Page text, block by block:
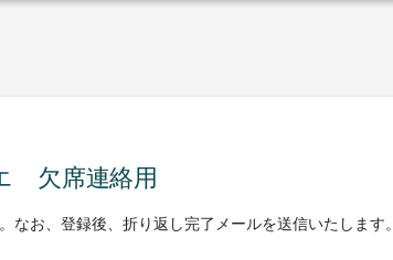
欠席連絡用
なお、登録後、折り返し完了メールを送信いたします。